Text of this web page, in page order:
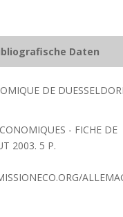
Daten
DE
- FICHE DE
2003. 5 P.